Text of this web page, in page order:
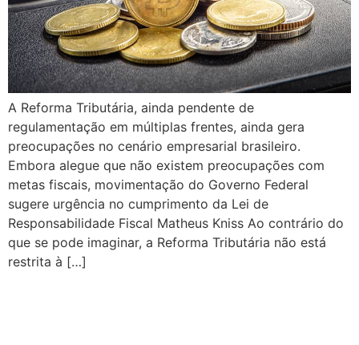
A Reforma Tributária, ainda pendente de
regulamentação em múltiplas frentes, ainda gera
preocupações no cenário empresarial brasileiro.
Embora alegue que não existem preocupações com
metas fiscais, movimentação do Governo Federal
sugere urgência no cumprimento da Lei de
Responsabilidade Fiscal Matheus Kniss Ao contrário do
que se pode imaginar, a Reforma Tributária não está
restrita à […]